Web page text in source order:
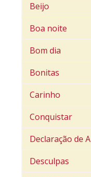
Beijo
Boa noite
Bom dia
Bonitas
Carinho
Conquistar
Declaração de
Desculpas